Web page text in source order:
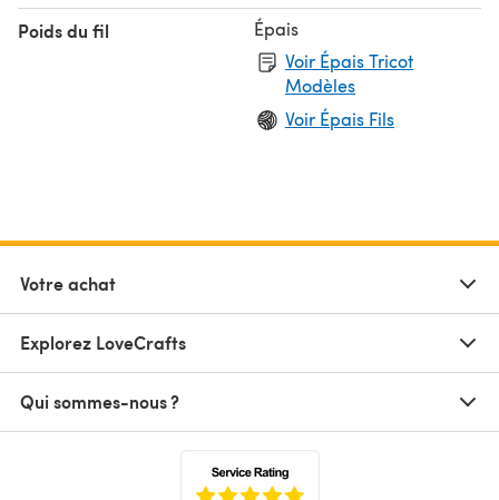
Poids du fil
Épais
Voir Épais Tricot
Modèles
Voir Épais Fils
Votre achat
Explorez LoveCrafts
Qui sommes-nous ?